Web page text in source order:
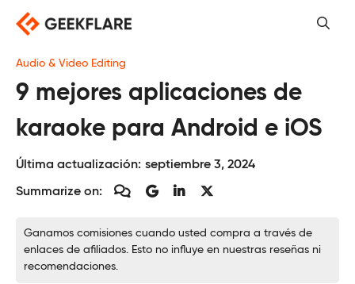
Saltar
contenido
Audio & Video Editing
9 mejores aplicaciones de
karaoke para Android e iOS
Última actualización: septiembre 3, 2024
Summarize on:
Ganamos comisiones cuando usted compra a través de
enlaces de afiliados. Esto no influye en nuestras reseñas ni
recomendaciones.